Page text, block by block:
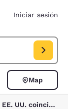
Iniciar sesión
UU.. Fecha de
Map
3 de hoteles cerca de Mishicot, Wisconsin, EE. UU. coinciden con tus filtros